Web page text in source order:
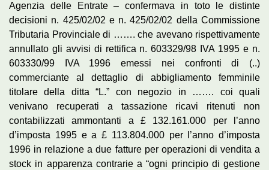
Agenzia delle Entrate – confermava in toto le distinte
decisioni n. 425/02/02 e n. 425/02/02 della Commissione
Tributaria Provinciale di ……. che avevano rispettivamente
annullato gli avvisi di rettifica n. 603329/98 IVA 1995 e n.
603330/99 IVA 1996 emessi nei confronti di (..)
commerciante al dettaglio di abbigliamento femminile
titolare della ditta “L.” con negozio in ……. coi quali
venivano recuperati a tassazione ricavi ritenuti non
contabilizzati ammontanti a £ 132.161.000 per l’anno
d’imposta 1995 e a £ 113.804.000 per l’anno d’imposta
1996 in relazione a due fatture per operazioni di vendita a
stock in apparenza contrarie a “ogni principio di gestione